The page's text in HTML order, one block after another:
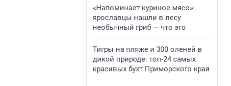
«Напоминает куриное мясо»:
ярославцы нашли в лесу
необычный гриб — что это
Тигры на пляже и 300 оленей в
дикой природе: топ-24 самых
красивых бухт Приморского края